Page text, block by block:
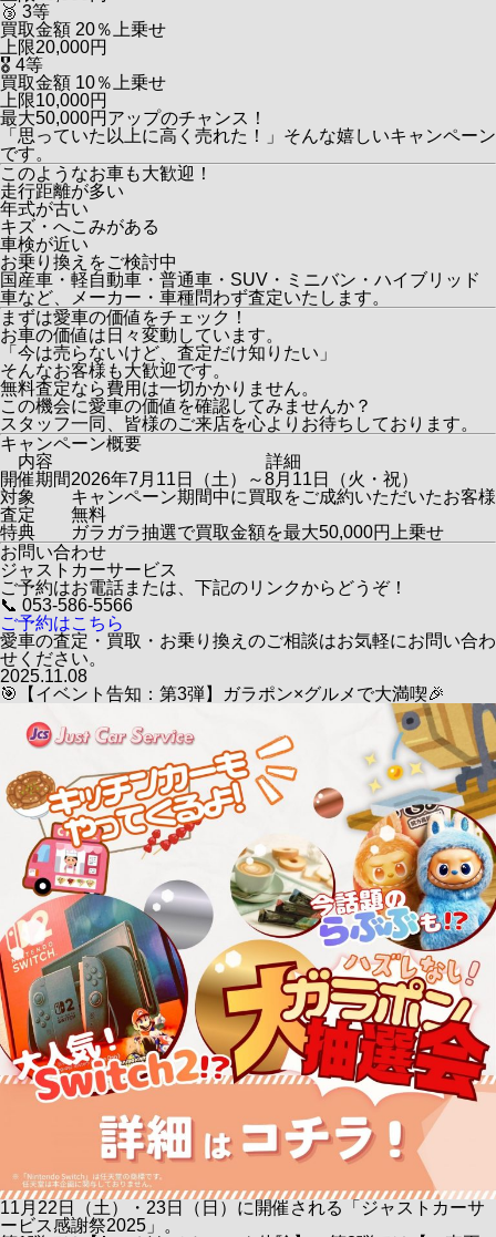
🥉 3等
買取金額 20％上乗せ
上限20,000円
🎖 4等
買取金額 10％上乗せ
上限10,000円
最大50,000円アップのチャンス！
「思っていた以上に高く売れた！」そんな嬉しいキャンペーン
です。
このようなお車も大歓迎！
走行距離が多い
年式が古い
キズ・へこみがある
車検が近い
お乗り換えをご検討中
国産車・軽自動車・普通車・SUV・ミニバン・ハイブリッド
車など、メーカー・車種問わず査定いたします。
まずは愛車の価値をチェック！
お車の価値は日々変動しています。
「今は売らないけど、査定だけ知りたい」
そんなお客様も大歓迎です。
無料査定なら費用は一切かかりません。
この機会に愛車の価値を確認してみませんか？
スタッフ一同、皆様のご来店を心よりお待ちしております。
キャンペーン概要
内容
詳細
開催期間2026年7月11日（土）～8月11日（火・祝）
対象
キャンペーン期間中に買取をご成約いただいたお客様
査定
無料
特典
ガラガラ抽選で買取金額を最大50,000円上乗せ
お問い合わせ
ジャストカーサービス
ご予約はお電話または、下記のリンクからどうぞ！
📞 053-586-5566
ご予約はこちら
愛車の査定・買取・お乗り換えのご相談はお気軽にお問い合わ
せください。
2025.11.08
🎯【イベント告知：第3弾】ガラポン×グルメで大満喫🎉
11月22日（土）・23日（日）に開催される「ジャストカーサ
ービス感謝祭2025」。